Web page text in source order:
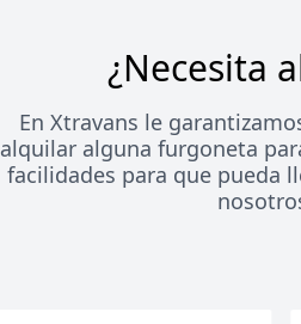
¿Necesita
En Xtravans le
alquilar alguna furgoneta
facilidades para que pueda